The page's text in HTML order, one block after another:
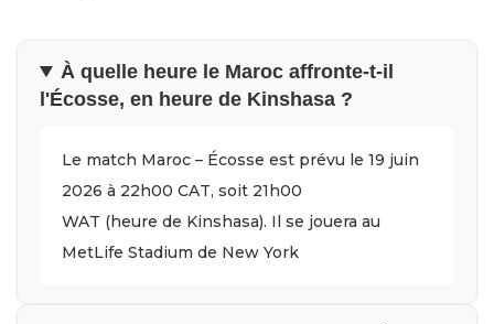
À quelle heure le Maroc affronte-t-il
l'Écosse, en heure de Kinshasa ?
Le match Maroc – Écosse est prévu le 19 juin
2026 à 22h00 CAT, soit 21h00
WAT (heure de Kinshasa). Il se jouera au
MetLife Stadium de New York